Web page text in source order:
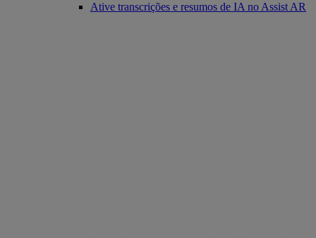
Ative transcrições e resumos de IA no Assist AR